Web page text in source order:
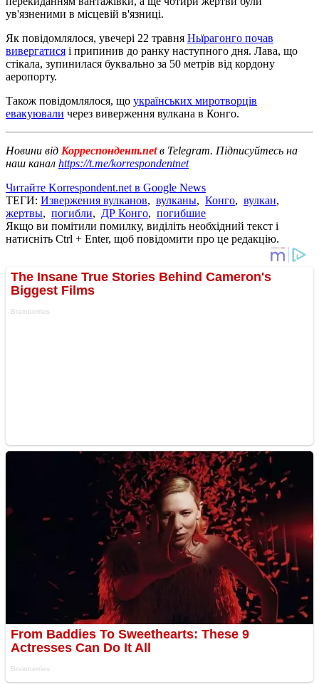
ув'язненими в місцевій в'язниці.
Як повідомлялося, увечері 22 травня Ньїрагонго почав
вивергатися і припинив до ранку наступного дня. Лава, що
стікала, зупинилася буквально за 50 метрів від кордону
аеропорту.
Також повідомлялося, що українських миротворців
евакуювали через виверження вулкана в Конго.
Новини від Корреспондент.netв Telegram. Підписуйтесь на
наш канал https://t.me/korrespondentnet
Читайте Korrespondent.net в Google News
ТЕГИ: Извержения вулканов, вулканы, Конго, вулкан,
жертвы, погибли, ДР Конго, погибшие
Якщо ви помітили помилку, виділіть необхідний текст і
натисніть Ctrl + Enter, щоб повідомити про це редакцію.